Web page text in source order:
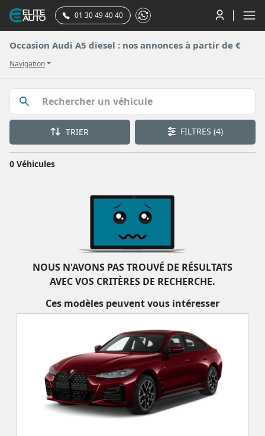
01 30 49 40 40
Occasion Audi A5 diesel : nos annonces à partir de €
Navigation
TRIER FILTRES(4)
0 Véhicules
NOUS N'AVONS PAS TROUVÉ DE RÉSULTATS
AVEC VOS CRITÈRES DE RECHERCHE.
Ces modèles peuvent vous intéresser